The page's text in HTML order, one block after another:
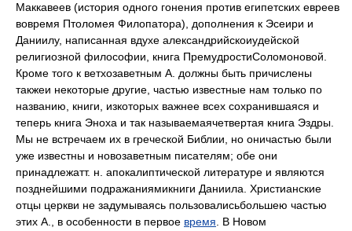
Маккавеев (история одного гонения против египетских евреев
вовремя Птоломея Филопатора), дополнения к Эсеири и
Даниилу, написанная вдухе александрийскоиудейской
религиозной философии, книга ПремудростиСоломоновой.
Кроме того к ветхозаветным А. должны быть причислены
такжеи некоторые другие, частью известные нам только по
названию, книги, изкоторых важнее всех сохранившаяся и
теперь книга Эноха и так называемаячетвертая книга Эздры.
Мы не встречаем их в греческой Библии, но оничастью были
уже известны и новозаветным писателям; обе они
принадлежатт. н. апокалиптической литературе и являются
позднейшими подражаниямикниги Даниила. Христианские
отцы церкви не задумываясь пользовалисьбольшею частью
этих А., в особенности в первое время . В Новом